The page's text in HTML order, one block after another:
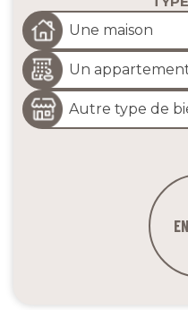
Une maison
Un
Autre type de